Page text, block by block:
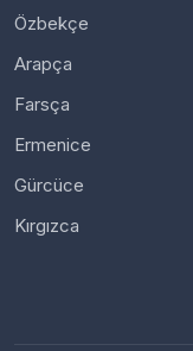
Özbekçe
Arapça
Farsça
Ermenice
Gürcüce
Kırgızca